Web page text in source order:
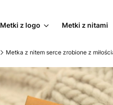
Metki z logo Metki z nitami
Metka z nitem serce zrobione z